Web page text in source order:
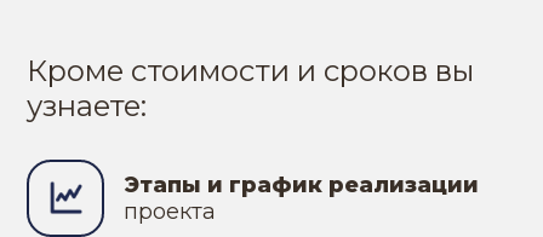
Кроме стоимости и сроков вы
узнаете:
Этапы и график реализации
проекта